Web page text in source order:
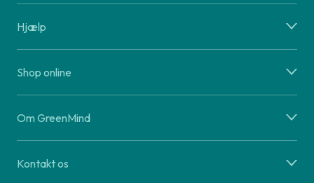
Hjælp
Shop online
Om GreenMind
Kontakt os